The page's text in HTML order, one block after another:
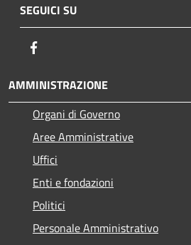
SEGUICI SU
AMMINISTRAZIONE
Organi di Governo
Aree Amministrative
Uffici
Enti e fondazioni
Politici
Personale Amministrativo